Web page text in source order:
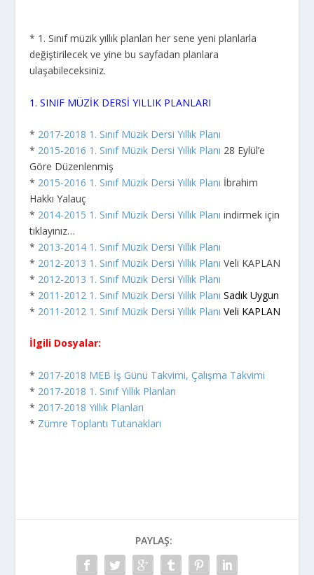
* 1. Sınıf müzik yıllık planları her sene yeni planlarla
değiştirilecek ve yine bu sayfadan planlara
ulaşabileceksiniz.
1. SINIF MÜZİK DERSİ YILLIK PLANLARI
* 2017-2018 1. Sınıf Müzik Dersi Yıllık Planı
* 2015-2016 1. Sınıf Müzik Dersi Yıllık Planı 28 Eylül’e
Göre Düzenlenmiş
* 2015-2016 1. Sınıf Müzik Dersi Yıllık Planı İbrahim
Hakkı Yalauç
* 2014-2015 1. Sınıf Müzik Dersi Yıllık Planı indirmek için
tıklayınız…
* 2013-2014 1. Sınıf Müzik Dersi Yıllık Planı
* 2012-2013 1. Sınıf Müzik Dersi Yıllık Planı Veli KAPLAN
* 2012-2013 1. Sınıf Müzik Dersi Yıllık Planı
* 2011-2012 1. Sınıf Müzik Dersi Yıllık Planı Sadık Uygun
* 2011-2012 1. Sınıf Müzik Dersi Yıllık Planı Veli KAPLAN
İlgili Dosyalar:
* 2017-2018 MEB İş Günü Takvimi, Çalışma Takvimi
* 2017-2018 1. Sınıf Yıllık Planları
* 2017-2018 Yıllık Planları
* Zümre Toplantı Tutanakları
PAYLAŞ: